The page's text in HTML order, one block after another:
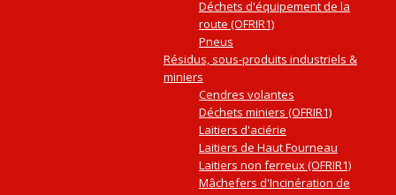
Déchets d'équipement de la
route (OFRIR1)
Pneus
Résidus, sous-produits industriels &
miniers
Cendres volantes
Déchets miniers (OFRIR1)
Laitiers d'aciérie
Laitiers de Haut Fourneau
Laitiers non ferreux (OFRIR1)
Mâchefers d'Incinération de